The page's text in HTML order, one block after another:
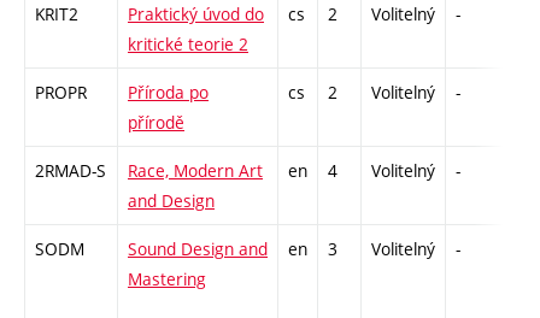
KRIT2
Praktický úvod do
kritické teorie 2
cs 2 Volitelný -
PROPR
Příroda po
přírodě
cs 2 Volitelný -
2RMAD-S
Race, Modern Art
and Design
en 4 Volitelný -
SODM
Sound Design and
Mastering
en 3 Volitelný -